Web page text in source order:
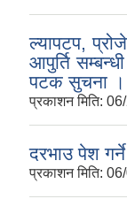
ल्यापटप,
आपुर्ति
पटक सुचना ।
प्रकाशन मिति:
दरभाउ पेश
प्रकाशन मिति: